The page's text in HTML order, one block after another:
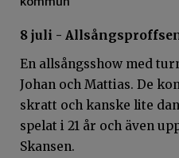
8 juli -
En allsångsshow med
Johan och Mattias. De
skratt och kanske lite
spelat i 21 år och även
Skansen.